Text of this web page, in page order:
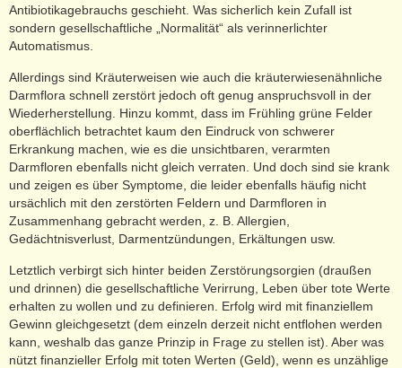
Antibiotikagebrauchs geschieht. Was sicherlich kein Zufall ist
sondern gesellschaftliche „Normalität“ als verinnerlichter
Automatismus.
Allerdings sind Kräuterweisen wie auch die kräuterwiesenähnliche
Darmflora schnell zerstört jedoch oft genug anspruchsvoll in der
Wiederherstellung. Hinzu kommt, dass im Frühling grüne Felder
oberflächlich betrachtet kaum den Eindruck von schwerer
Erkrankung machen, wie es die unsichtbaren, verarmten
Darmfloren ebenfalls nicht gleich verraten. Und doch sind sie krank
und zeigen es über Symptome, die leider ebenfalls häufig nicht
ursächlich mit den zerstörten Feldern und Darmfloren in
Zusammenhang gebracht werden, z. B. Allergien,
Gedächtnisverlust, Darmentzündungen, Erkältungen usw.
Letztlich verbirgt sich hinter beiden Zerstörungsorgien (draußen
und drinnen) die gesellschaftliche Verirrung, Leben über tote Werte
erhalten zu wollen und zu definieren. Erfolg wird mit finanziellem
Gewinn gleichgesetzt (dem einzeln derzeit nicht entflohen werden
kann, weshalb das ganze Prinzip in Frage zu stellen ist). Aber was
nützt finanzieller Erfolg mit toten Werten (Geld), wenn es unzählige